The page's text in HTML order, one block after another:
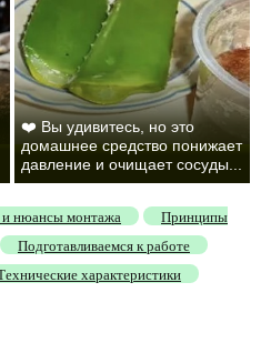
❤️ Вы удивитесь, но это
домашнее средство понижает
давление и очищает сосуды...
и нюансы монтажа
Принципы
Подготавливаемся к работе
характеристики